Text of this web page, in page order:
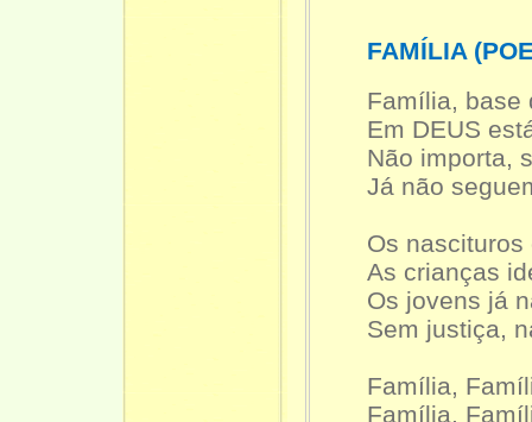
FAMÍLIA
Família, base
Em DEUS
Não importa,
Já não
Os
As crianças
Os jovens já
Sem justiça,
Família,
Família,